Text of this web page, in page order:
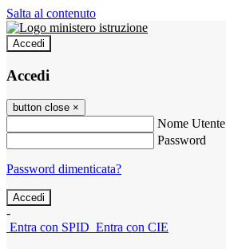
Salta al contenuto
Accedi
Accedi
button close ×
Nome Utente
Password
Password dimenticata?
-
Entra con SPID Entra con CIE